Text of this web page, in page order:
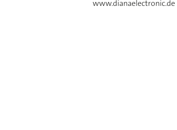
www.dianaelectronic.de